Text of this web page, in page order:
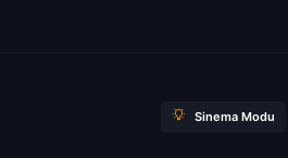
Sinema Modu